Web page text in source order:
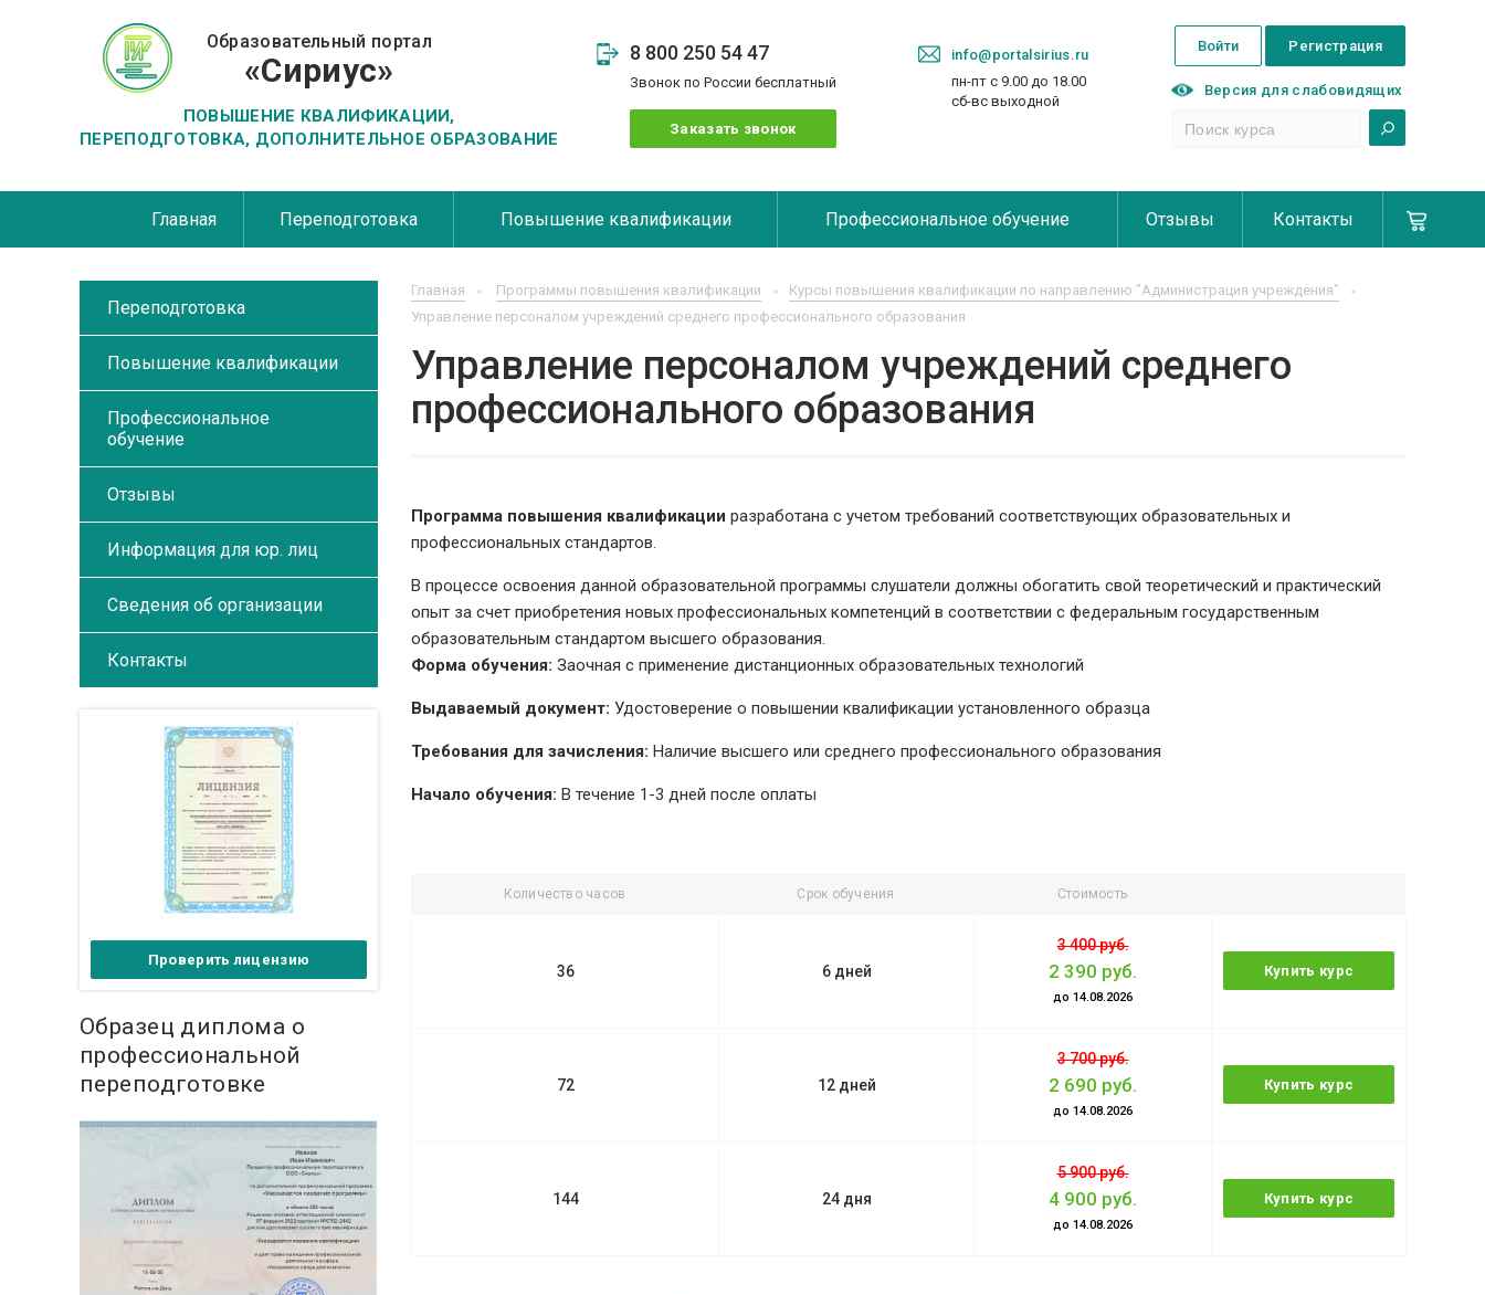
Образовательный портал
«Сириус»
ПОВЫШЕНИЕ КВАЛИФИКАЦИИ,
ПЕРЕПОДГОТОВКА, ДОПОЛНИТЕЛЬНОЕ ОБРАЗОВАНИЕ
8 800 250 54 47
Звонок по России бесплатный
Заказать звонок
info@portalsirius.ru
пн-пт с 9.00 до 18.00
сб-вс выходной
Регистрация
Войти
Версия для слабовидящих
Главная Переподготовка Повышение квалификации Профессиональное обучение Отзывы Контакты
Главная Программы повышения квалификации
Курсы повышения квалификации по направлению "Администрация учреждения"
Управление персоналом учреждений среднего профессионального образования
Управление персоналом учреждений среднего
профессионального образования
Программа повышения квалификации разработана с учетом требований соответствующих образовательных и
профессиональных стандартов.
В процессе освоения данной образовательной программы слушатели должны обогатить свой теоретический и практический
опыт за счет приобретения новых профессиональных компетенций в соответствии с федеральным государственным
образовательным стандартом высшего образования.
Форма обучения: Заочная с применение дистанционных образовательных технологий
Выдаваемый документ: Удостоверение о повышении квалификации установленного образца
Требования для зачисления: Наличие высшего или среднего профессионального образования
Начало обучения: В течение 1-3 дней после оплаты
Количество часов Срок обучения Стоимость
36 6 дней
3 400 руб.
2 390 руб.
до 14.08.2026
Купить курс
72 12 дней
3 700 руб.
2 690 руб.
до 14.08.2026
Купить курс
144 24 дня
5 900 руб.
4 900 руб.
до 14.08.2026
Купить курс
Переподготовка
Повышение квалификации
Профессиональное
обучение
Отзывы
Информация для юр. лиц
Сведения об организации
Контакты
Проверить лицензию
Образец диплома о
профессиональной
переподготовке